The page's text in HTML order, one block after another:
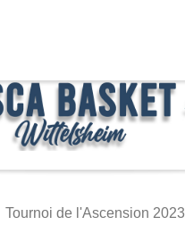
Tournoi de l'Ascension 2023
des cookies